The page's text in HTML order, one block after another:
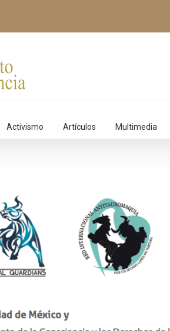
Activismo Artículos Multimedia